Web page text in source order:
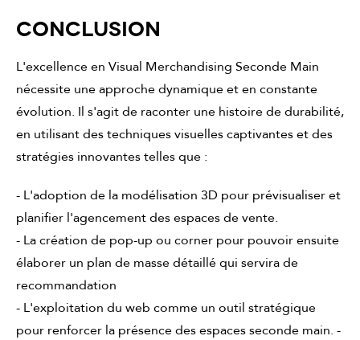
CONCLUSION
L'excellence en Visual Merchandising Seconde Main
nécessite une approche dynamique et en constante
évolution. Il s'agit de raconter une histoire de durabilité,
en utilisant des techniques visuelles captivantes et des
stratégies innovantes telles que :
- L'adoption de la modélisation 3D pour prévisualiser et
planifier l'agencement des espaces de vente.
- La création de pop-up ou corner pour pouvoir ensuite
élaborer un plan de masse détaillé qui servira de
recommandation
- L'exploitation du web comme un outil stratégique
pour renforcer la présence des espaces seconde main. -